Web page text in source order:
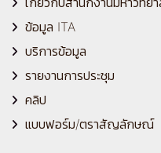
ข้อมูล ITA
บริการข้อมูล
รายงานการประชุม
คลิป
แบบฟอร์ม/ตราสัญลักษณ์